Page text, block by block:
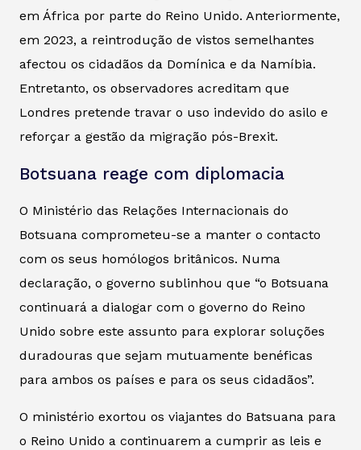
em África por parte do Reino Unido. Anteriormente,
em 2023, a reintrodução de vistos semelhantes
afectou os cidadãos da Domínica e da Namíbia.
Entretanto, os observadores acreditam que
Londres pretende travar o uso indevido do asilo e
reforçar a gestão da migração pós-Brexit.
Botsuana reage com diplomacia
O Ministério das Relações Internacionais do
Botsuana comprometeu-se a manter o contacto
com os seus homólogos britânicos. Numa
declaração, o governo sublinhou que “o Botsuana
continuará a dialogar com o governo do Reino
Unido sobre este assunto para explorar soluções
duradouras que sejam mutuamente benéficas
para ambos os países e para os seus cidadãos”.
O ministério exortou os viajantes do Batsuana para
o Reino Unido a continuarem a cumprir as leis e